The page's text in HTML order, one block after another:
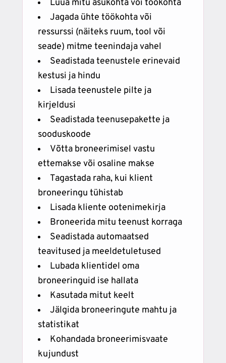
Luua mitu asukohta või töökohta
Jagada ühte töökohta või
ressurssi (näiteks ruum, tool või
seade) mitme teenindaja vahel
Seadistada teenustele erinevaid
kestusi ja hindu
Lisada teenustele pilte ja
kirjeldusi
Seadistada teenusepakette ja
sooduskoode
Võtta broneerimisel vastu
ettemakse või osaline makse
Tagastada raha, kui klient
broneeringu tühistab
Lisada kliente ootenimekirja
Broneerida mitu teenust korraga
Seadistada automaatsed
teavitused ja meeldetuletused
Lubada klientidel oma
broneeringuid ise hallata
Kasutada mitut keelt
Jälgida broneeringute mahtu ja
statistikat
Kohandada broneerimisvaate
kujundust